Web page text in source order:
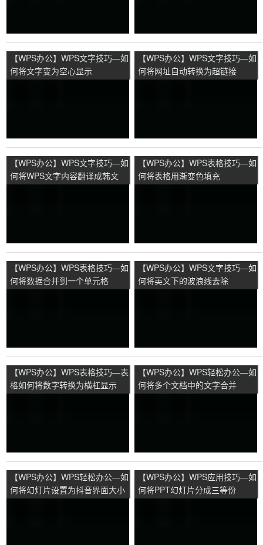
【WPS办公】WPS文字技巧—如
何将文字变为空心显示
【WPS办公】WPS文字技巧—如
何将网址自动转换为超链接
【WPS办公】WPS文字技巧—如
何将WPS文字内容翻译成韩文
【WPS办公】WPS表格技巧—如
何将表格用渐变色填充
【WPS办公】WPS表格技巧—如
何将数据合并到一个单元格
【WPS办公】WPS文字技巧—如
何将英文下的波浪线去除
【WPS办公】WPS表格技巧—表
格如何将数字转换为横杠显示
【WPS办公】WPS轻松办公—如
何将多个文档中的文字合并
【WPS办公】WPS轻松办公—如
何将幻灯片设置为抖音界面大小
【WPS办公】WPS应用技巧—如
何将PPT幻灯片分成三等份